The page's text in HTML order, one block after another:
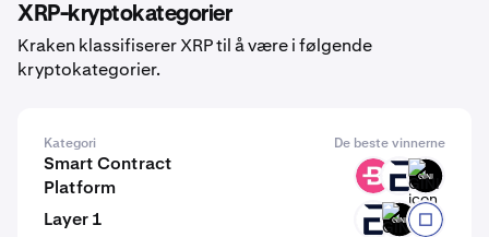
XRP-kryptokategorier
Kraken klassifiserer XRP til å være i følgende
kryptokategorier.
Kategori De beste vinnerne
Smart Contract
Platform
BCN EVR GINI
Layer 1 EVR GINI